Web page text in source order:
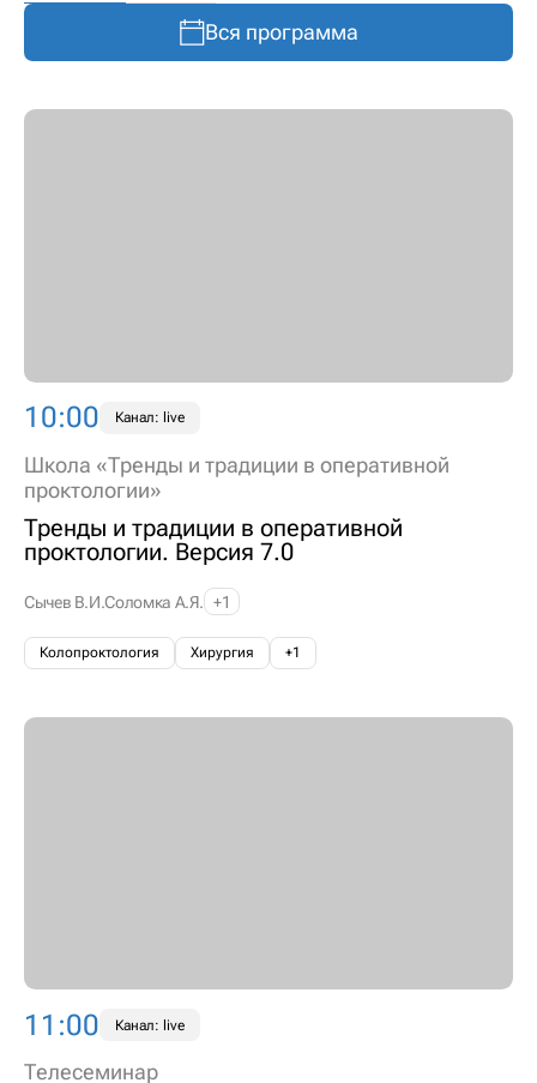
Вся программа
10:00 Канал: live
Школа «Тренды и традиции в оперативной
проктологии»
Тренды и традиции в оперативной
проктологии. Версия 7.0
Сычев В.И.Соломка А.Я. +1
Колопроктология Хирургия +1
11:00 Канал: live
Телесеминар